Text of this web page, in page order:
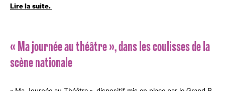
Lire la suite.
« Ma journée au théâtre », dans les coulisses de la
scène nationale